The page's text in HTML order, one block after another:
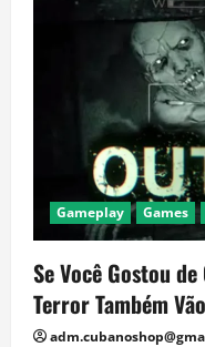
Gameplay Games
Se Você Gostou
Terror Também